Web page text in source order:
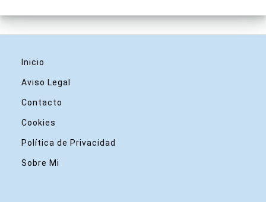
Inicio
Aviso Legal
Contacto
Cookies
Política de Privacidad
Sobre Mi